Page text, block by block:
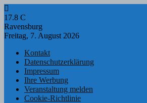
17.8 C
Ravensburg
Freitag, 7. August 2026
Kontakt
Datenschutzerklärung
Impressum
Ihre Werbung
Veranstaltung melden
Cookie-Richtlinie